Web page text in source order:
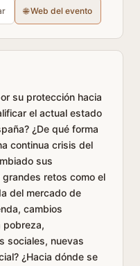
🌐 Web del evento
su protección hacia
el actual estado
¿De qué forma
continua crisis del
sus
retos como el
del mercado de
cambios
pobreza,
sociales, nuevas
¿Hacia dónde se